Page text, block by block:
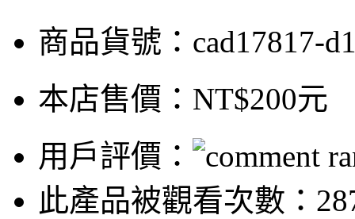
商品貨號：cad17817-
本店售價： NT$200元
用戶評價：
此產品被觀看次數：